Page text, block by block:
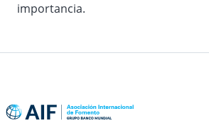
importancia.